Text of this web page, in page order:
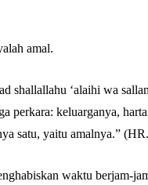
amal.
shallallahu ‘alaihi wa
perkara: keluarganya,
satu, yaitu amalnya.”
waktu berjam-